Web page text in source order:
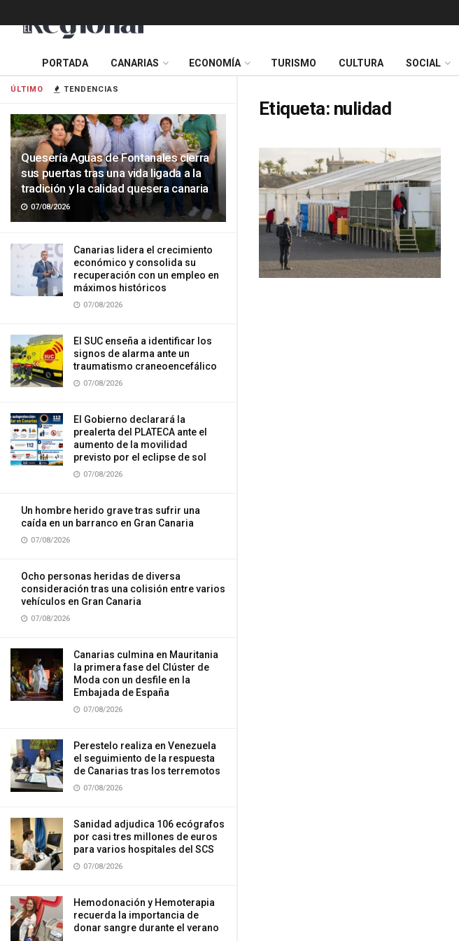
ÚLTIMO TENDENCIAS
Quesería Aguas de Fontanales cierra
sus puertas tras una vida ligada a la
tradición y la calidad quesera canaria
07/08/2026
Canarias lidera el crecimiento
económico y consolida su
recuperación con un empleo en
máximos históricos
07/08/2026
El SUC enseña a identificar los
signos de alarma ante un
traumatismo craneoencefálico
07/08/2026
El Gobierno declarará la
prealerta del PLATECA ante el
aumento de la movilidad
previsto por el eclipse de sol
07/08/2026
Un hombre herido grave tras sufrir una
caída en un barranco en Gran Canaria
07/08/2026
Ocho personas heridas de diversa
consideración tras una colisión entre varios
vehículos en Gran Canaria
07/08/2026
Canarias culmina en Mauritania
la primera fase del Clúster de
Moda con un desfile en la
Embajada de España
07/08/2026
Perestelo realiza en Venezuela
el seguimiento de la respuesta
de Canarias tras los terremotos
07/08/2026
Sanidad adjudica 106 ecógrafos
por casi tres millones de euros
para varios hospitales del SCS
07/08/2026
Hemodonación y Hemoterapia
recuerda la importancia de
donar sangre durante el verano
PORTADA CANARIAS ECONOMÍA TURISMO CULTURA SOCIAL
Etiqueta: nulidad